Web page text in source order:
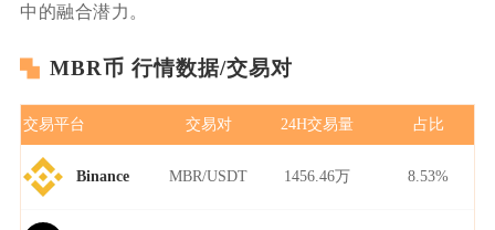
中的融合潜力。
MBR币 行情数据/交易对
交易平台 交易对 24H交易量 占比
Binance MBR/USDT 1456.46万 8.53%